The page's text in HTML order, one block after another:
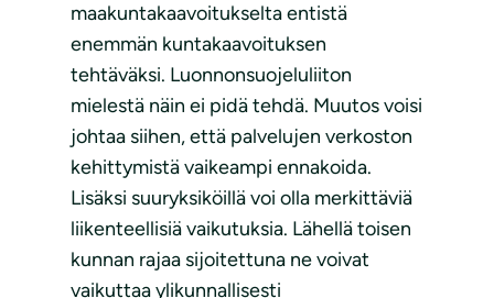
maakuntakaavoitukselta entistä
enemmän kuntakaavoituksen
tehtäväksi. Luonnonsuojeluliiton
mielestä näin ei pidä tehdä. Muutos voisi
johtaa siihen, että palvelujen verkoston
kehittymistä vaikeampi ennakoida.
Lisäksi suuryksiköillä voi olla merkittäviä
liikenteellisiä vaikutuksia. Lähellä toisen
kunnan rajaa sijoitettuna ne voivat
vaikuttaa ylikunnallisesti